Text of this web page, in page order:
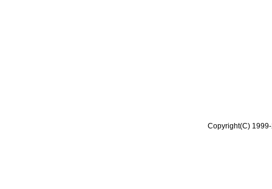
Copyright(C)